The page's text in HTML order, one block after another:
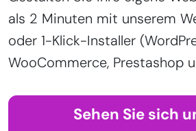
als 2 Minuten mit unserem
oder 1-Klick-Installer
WooCommerce, Prestashop
Sehen Sie sich